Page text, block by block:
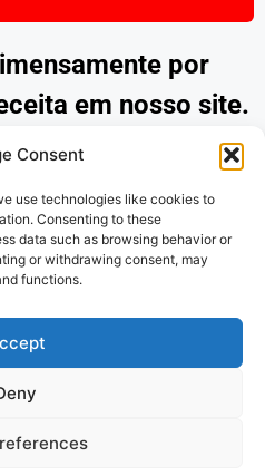
Consent
use technologies like cookies to
Consenting to these
data such as browsing behavior or
or withdrawing consent, may
functions.
por
em nosso site.
encontrado
explorando
e desfrute de
acompanhar!